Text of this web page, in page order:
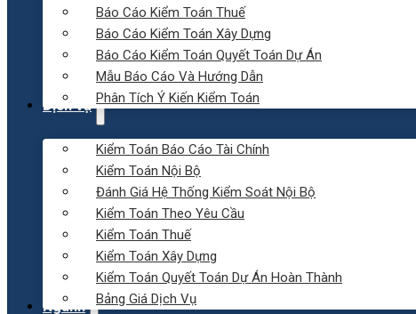
Báo Cáo Kiểm Toán Thuế
Báo Cáo Kiểm Toán Xây Dựng
Báo Cáo Kiểm Toán Quyết Toán Dự Án
Mẫu Báo Cáo Và Hướng Dẫn
Phân Tích Ý Kiến Kiểm Toán
Dịch vụ
Kiểm Toán Báo Cáo Tài Chính
Kiểm Toán Nội Bộ
Đánh Giá Hệ Thống Kiểm Soát Nội Bộ
Kiểm Toán Theo Yêu Cầu
Kiểm Toán Thuế
Kiểm Toán Xây Dựng
Kiểm Toán Quyết Toán Dự Án Hoàn Thành
Bảng Giá Dịch Vụ
Ngành